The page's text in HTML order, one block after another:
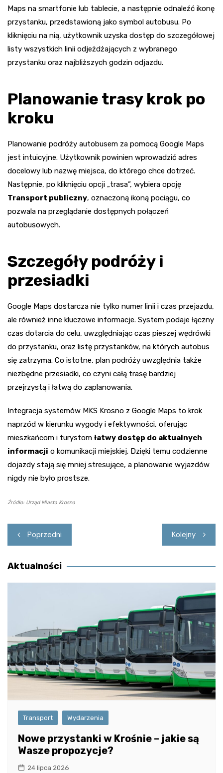
Maps na smartfonie lub tablecie, a następnie odnaleźć ikonę
przystanku, przedstawioną jako symbol autobusu. Po
kliknięciu na nią, użytkownik uzyska dostęp do szczegółowej
listy wszystkich linii odjeżdżających z wybranego
przystanku oraz najbliższych godzin odjazdu.
Planowanie trasy krok po
kroku
Planowanie podróży autobusem za pomocą Google Maps
jest intuicyjne. Użytkownik powinien wprowadzić adres
docelowy lub nazwę miejsca, do którego chce dotrzeć.
Następnie, po kliknięciu opcji „trasa”, wybiera opcję
Transport publiczny, oznaczoną ikoną pociągu, co
pozwala na przeglądanie dostępnych połączeń
autobusowych.
Szczegóły podróży i
przesiadki
Google Maps dostarcza nie tylko numer linii i czas przejazdu,
ale również inne kluczowe informacje. System podaje łączny
czas dotarcia do celu, uwzględniając czas pieszej wędrówki
do przystanku, oraz listę przystanków, na których autobus
się zatrzyma. Co istotne, plan podróży uwzględnia także
niezbędne przesiadki, co czyni całą trasę bardziej
przejrzystą i łatwą do zaplanowania.
Integracja systemów MKS Krosno z Google Maps to krok
naprzód w kierunku wygody i efektywności, oferując
mieszkańcom i turystom łatwy dostęp do aktualnych
informacji o komunikacji miejskiej. Dzięki temu codzienne
dojazdy stają się mniej stresujące, a planowanie wyjazdów
nigdy nie było prostsze.
Źródło: Urząd Miasta Krosna
Nawigacja
wpisu
Poprzedni Kolejny
Aktualności
Transport Wydarzenia
Nowe przystanki w Krośnie – jakie są
Wasze propozycje?
24 lipca 2026